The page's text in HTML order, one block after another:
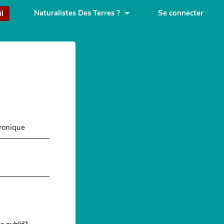
Naturalistes Des Terres ? Se connecter